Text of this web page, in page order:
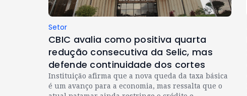
Setor
CBIC avalia como positiva quarta
redução consecutiva da Selic, mas
defende continuidade dos cortes
Instituição afirma que a nova queda da taxa básica
é um avanço para a economia, mas ressalta que o